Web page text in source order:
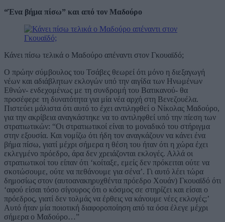
“Ένα βήμα πίσω” και από τον Μαδούρο
Κάνει πίσω τελικά ο Μαδούρο απέναντι στον Γκουαϊδό;
Ο πρώην σύμβουλος του Τσάβες θεωρεί ότι μόνο η διεξαγωγή
νέων και αδιάβλητων εκλογών υπό την αιγίδα των Ηνωμένων
Εθνών- ενδεχομένως με τη συνδρομή του Βατικανού- θα
προσέφερε τη δυνατότητα για μία νέα αρχή στη Βενεζουέλα.
Πιστεύει μάλιστα ότι αυτό το έχει αντιληφθεί ο Νίκολας Μαδούρο,
για την ακρίβεια αναγκάστηκε να το αντιληφθεί υπό την πίεση των
στρατιωτικών: “Οι στρατιωτικοί είναι το μοναδικό του στήριγμα
στην εξουσία. Και νομίζω ότι ήδη τον αναγκάζουν να κάνει ένα
βήμα πίσω, γιατί μέχρι σήμερα η θέση του ήταν ότι η χώρα έχει
εκλεγμένο πρόεδρο, άρα δεν χρειάζονται εκλογές. Αλλά οι
στρατιωτικοί του είπαν ότι ‘κοίταξε, εμείς δεν πρόκειται ούτε να
σκοτώσουμε, ούτε να πεθάνουμε για σένα’. Γι αυτό λέει τώρα
δημοσίως στον (αυτοανακηρυχθέντα πρόεδρο Χουάν) Γκουαϊδό ότι
‘αφού είσαι τόσο σίγουρος ότι ο κόσμος σε στηρίζει και είσαι ο
πρόεδρος, γιατί δεν τολμάς να έρθεις να κάνουμε νέες εκλογές;’
Αυτό ήταν μία ποιοτική διαφοροποίηση από τα όσα έλεγε μέχρι
σήμερα ο Μαδούρο…”